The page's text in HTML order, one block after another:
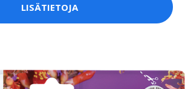
LISÄTIETOJA